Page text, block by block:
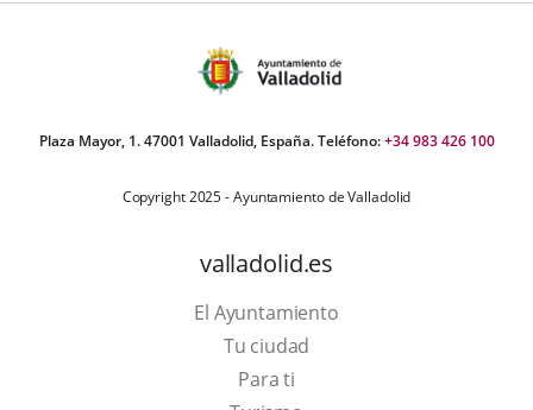
Plaza Mayor, 1. 47001 Valladolid, España. Teléfono:+34 983 426 100
Copyright 2025 - Ayuntamiento de Valladolid
valladolid.es
El Ayuntamiento
Tu ciudad
Para ti